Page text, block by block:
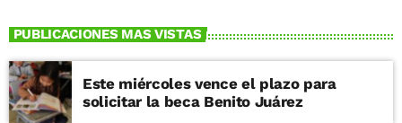
PUBLICACIONES MAS VISTAS
Este miércoles vence el plazo para
solicitar la beca Benito Juárez